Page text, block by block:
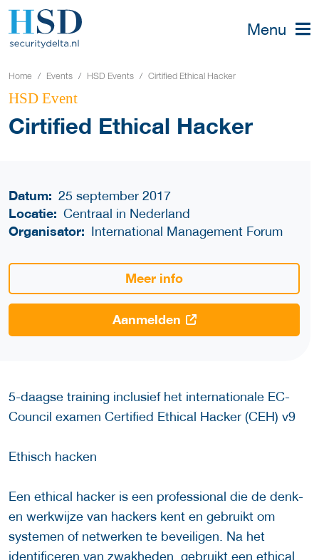
Menu
Home Events HSD Events Cirtified Ethical Hacker
HSD Event
Cirtified Ethical Hacker
Datum: 25 september 2017
Locatie: Centraal in Nederland
Organisator: International Management Forum
Meer info
Aanmelden
5-daagse training inclusief het internationale EC-
Council examen Certified Ethical Hacker (CEH) v9
Ethisch hacken
Een ethical hacker is een professional die de denk-
en werkwijze van hackers kent en gebruikt om
systemen of netwerken te beveiligen. Na het
identificeren van zwakheden, gebruikt een ethical